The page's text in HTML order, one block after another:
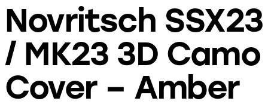
Novritsch SSX23
/ MK23 3D Camo
Cover – Amber